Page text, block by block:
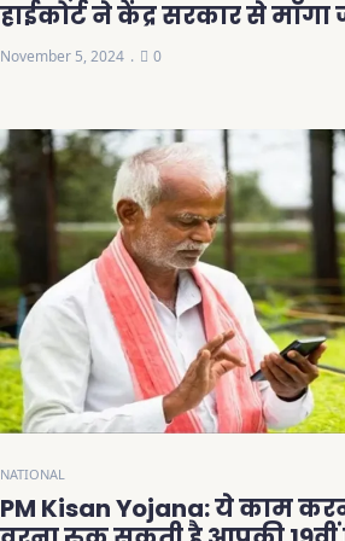
हाईकोर्ट ने केंद्र सरकार से माँगा
November 5, 2024 0
NATIONAL
PM Kisan Yojana: ये काम